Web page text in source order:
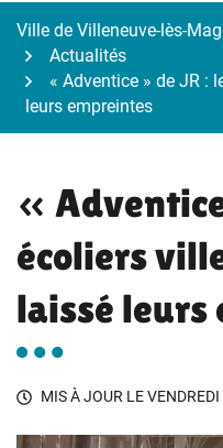
Ville de Villeneuve-lès-
Actualités
« Adventice » de JR :
leurs empreintes
«
écoliers
laissé leurs
MIS À JOUR LE